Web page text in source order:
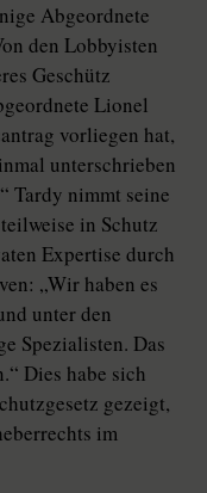
Abgeordnete
den Lobbyisten
Geschütz
Lionel
vorliegen hat,
unterschrieben
Tardy nimmt seine
in Schutz
Expertise durch
„Wir haben es
unter den
Spezialisten. Das
Dies habe sich
gezeigt,
im